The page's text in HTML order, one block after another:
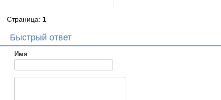
Страница: 1
Быстрый ответ
Имя